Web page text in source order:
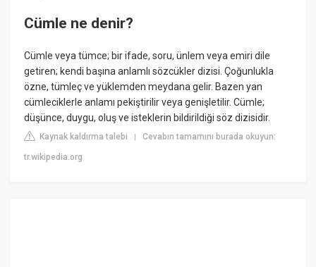
Cümle ne denir?
Cümle veya tümce; bir ifade, soru, ünlem veya emiri dile
getiren; kendi başına anlamlı sözcükler dizisi. Çoğunlukla
özne, tümleç ve yüklemden meydana gelir. Bazen yan
cümleciklerle anlamı pekiştirilir veya genişletilir. Cümle;
düşünce, duygu, oluş ve isteklerin bildirildiği söz dizisidir.
Kaynak kaldırma talebi |Cevabın tamamını burada okuyun:
tr.wikipedia.org